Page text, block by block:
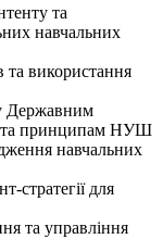
та
навчальних
та використання
Державним
та принципам НУШ
навчальних
стратегії для
та управління